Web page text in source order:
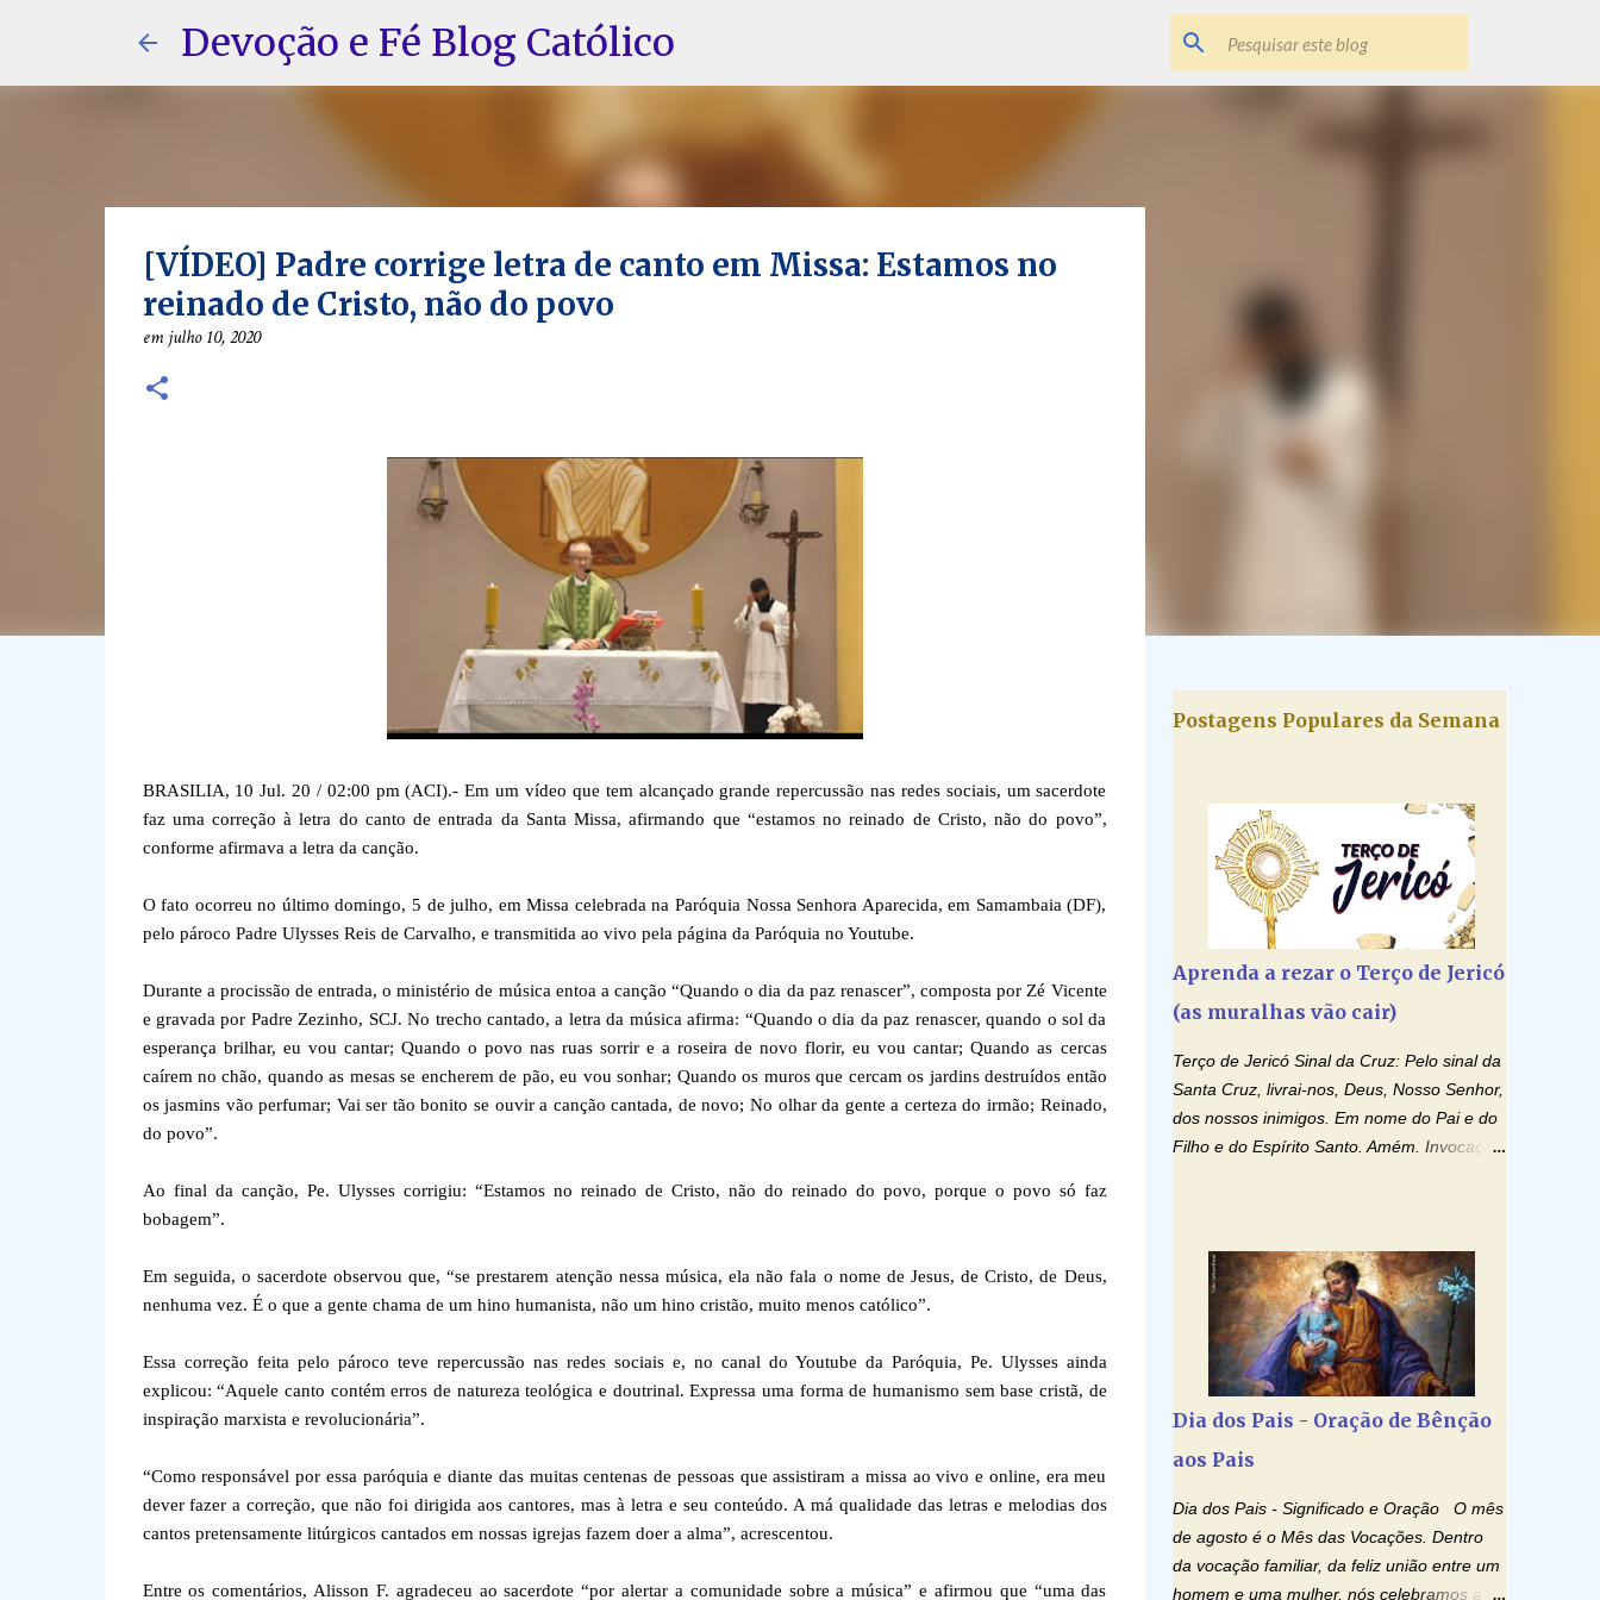
Pular para o conteúdo principal
Devoção e Fé Blog Católico
[VÍDEO] Padre corrige letra de canto em Missa: Estamos no
reinado de Cristo, não do povo
emjulho 10, 2020
BRASILIA, 10 Jul. 20 / 02:00 pm (ACI).- Em um vídeo que tem alcançado grande repercussão nas redes sociais, um sacerdote
faz uma correção à letra do canto de entrada da Santa Missa, afirmando que “estamos no reinado de Cristo, não do povo”,
conforme afirmava a letra da canção.
O fato ocorreu no último domingo, 5 de julho, em Missa celebrada na Paróquia Nossa Senhora Aparecida, em Samambaia (DF),
pelo pároco Padre Ulysses Reis de Carvalho, e transmitida ao vivo pela página da Paróquia no Youtube.
Durante a procissão de entrada, o ministério de música entoa a canção “Quando o dia da paz renascer”, composta por Zé Vicente
e gravada por Padre Zezinho, SCJ. No trecho cantado, a letra da música afirma: “Quando o dia da paz renascer, quando o sol da
esperança brilhar, eu vou cantar; Quando o povo nas ruas sorrir e a roseira de novo florir, eu vou cantar; Quando as cercas
caírem no chão, quando as mesas se encherem de pão, eu vou sonhar; Quando os muros que cercam os jardins destruídos então
os jasmins vão perfumar; Vai ser tão bonito se ouvir a canção cantada, de novo; No olhar da gente a certeza do irmão; Reinado,
do povo”.
Ao final da canção, Pe. Ulysses corrigiu: “Estamos no reinado de Cristo, não do reinado do povo, porque o povo só faz
bobagem”.
Em seguida, o sacerdote observou que, “se prestarem atenção nessa música, ela não fala o nome de Jesus, de Cristo, de Deus,
nenhuma vez. É o que a gente chama de um hino humanista, não um hino cristão, muito menos católico”.
Essa correção feita pelo pároco teve repercussão nas redes sociais e, no canal do Youtube da Paróquia, Pe. Ulysses ainda
explicou: “Aquele canto contém erros de natureza teológica e doutrinal. Expressa uma forma de humanismo sem base cristã, de
inspiração marxista e revolucionária”.
“Como responsável por essa paróquia e diante das muitas centenas de pessoas que assistiram a missa ao vivo e online, era meu
dever fazer a correção, que não foi dirigida aos cantores, mas à letra e seu conteúdo. A má qualidade das letras e melodias dos
cantos pretensamente litúrgicos cantados em nossas igrejas fazem doer a alma”, acrescentou.
Entre os comentários, Alisson F. agradeceu ao sacerdote “por alertar a comunidade sobre a música” e afirmou que “uma das
Postagens Populares da Semana
Aprenda a rezar o Terço de Jericó
(as muralhas vão cair)
Terço de Jericó Sinal da Cruz: Pelo sinal da
Santa Cruz, livrai-nos, Deus, Nosso Senhor,
dos nossos inimigos. Em nome do Pai e do
Filho e do Espírito Santo. Amém. Invocação
o vosso Espírito e tudo será criado. E
renovareis a face da terra. Oremos: Ó
Deus, que instruístes os corações dos
vossos fiéis com a luz do Espírito Santo,
fazei que apreciemos retamente todas as
gozemos sempre da sua consolação. Por
Cristo, Senhor Nosso. Amém. Creio: Creio
céu e da terra; e em Jesus Cristo, seu único
Filho, nosso Senhor; que foi concebido pelo
poder do Espí­rito Santo; nasceu da Virgem
Dia dos Pais - Oração de Bênção
aos Pais
Dia dos Pais - Significado e Oração O mês
de agosto é o Mês das Vocações. Dentro
da vocação familiar, da feliz união entre um
homem e uma mulher, nós celebramos a